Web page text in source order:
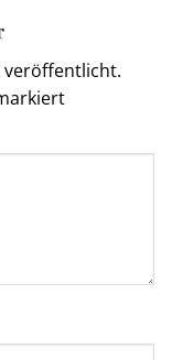
veröffentlicht.